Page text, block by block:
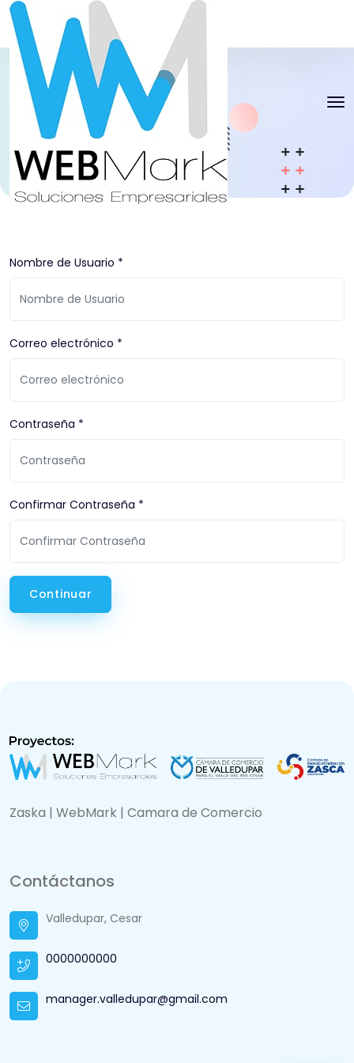
Startup
Startup
Nombre de Usuario *
Correo electrónico *
Contraseña *
Confirmar Contraseña *
Continuar
Zaska | WebMark | Camara de Comercio
Contáctanos
Valledupar, Cesar
0000000000
manager.valledupar@gmail.com